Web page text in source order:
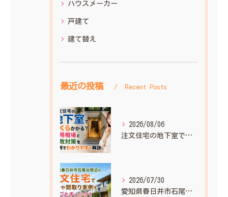
ハウスメーカー
戸建て
建て替え
最近の投稿 Recent Posts
2026/08/06
注文住宅の地下室でいくらかかる？費用相場と失敗対策を実例でわかりやすく解説
2026/07/30
愛知県春日井市石尾台周辺の注文住宅で相場や間取り実例もまるごとチェック！理想の住まいづくりガイド